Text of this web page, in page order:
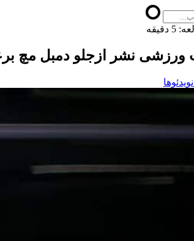
ورزشی نشر ازجلو دمبل مچ
ویدئوها